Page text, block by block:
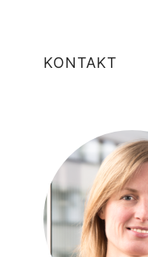
KONTAKT